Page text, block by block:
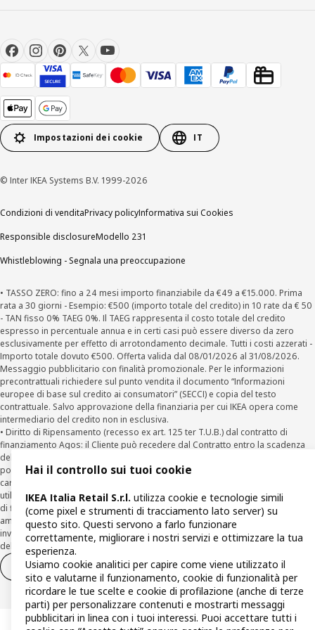
Impostazioni dei cookie IT
© Inter IKEA Systems B.V. 1999-2026
Condizioni di venditaPrivacy policyInformativa sui Cookies
Responsible disclosureModello 231
Whistleblowing - Segnala una preoccupazione
• TASSO ZERO: fino a 24 mesi importo finanziabile da €49 a €15.000. Prima
rata a 30 giorni - Esempio: €500 (importo totale del credito) in 10 rate da € 50
- TAN fisso 0% TAEG 0%. Il TAEG rappresenta il costo totale del credito
espresso in percentuale annua e in certi casi può essere diverso da zero
esclusivamente per effetto di arrotondamento decimale. Tutti i costi azzerati -
Importo totale dovuto €500. Offerta valida dal 08/01/2026 al 31/08/2026.
Messaggio pubblicitario con finalità promozionale. Per le informazioni
precontrattuali richiedere sul punto vendita il documento “Informazioni
europee di base sul credito ai consumatori” (SECCI) e copia del testo
contrattuale. Salvo approvazione della finanziaria per cui IKEA opera come
intermediario del credito non in esclusiva.
• Diritto di Ripensamento (recesso ex art. 125 ter T.U.B.) dal contratto di
finanziamento Agos: il Cliente può recedere dal Contratto entro la scadenza
della prima rata inviando una richiesta scritta di recesso ad Agos a mezzo
posta elettronica (clienti@agos.it), pec (info@pec.agosducato.it
cartacea (Viale Fulvio Testi, 280 - 20126 Milano) e per via telematica –
utilizzando la funzionalità sul sitowww.agos.it(“Recesso”) - anche per richieste
di finanziamento effettuate con canali a distanza. In caso di pre-
ammortamento, la comunicazione di recesso da parte del Cliente deve essere
inviata, con le modalità di cui sopra entro 30 giorni dalla data di accettazione
della richiesta di finanziamento.
Diritto di recesso
Diritto di recesso per i servizi
Hai il controllo sui tuoi cookie
IKEA Italia Retail S.r.l. utilizza cookie e tecnologie simili
(come pixel e strumenti di tracciamento lato server) su
questo sito. Questi servono a farlo funzionare
correttamente, migliorare i nostri servizi e ottimizzare la tua
esperienza.
Usiamo cookie analitici per capire come viene utilizzato il
sito e valutarne il funzionamento, cookie di funzionalità per
ricordare le tue scelte e cookie di profilazione (anche di terze
parti) per personalizzare contenuti e mostrarti messaggi
pubblicitari in linea con i tuoi interessi. Puoi accettare tutti i